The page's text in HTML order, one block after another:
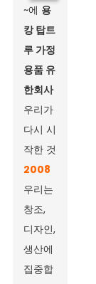
~에 용
캉 탑트
루 가정
용품 유
한회사
우리가
다시 시
작한 것
2008
우리는
창조,
디자인,
생산에
집중합